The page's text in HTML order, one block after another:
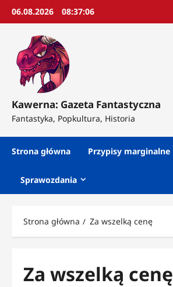
Przejdź
06.08.2026 08:37:08
Kawerna: Gazeta Fantastyczna
Fantastyka, Popkultura, Historia
Strona główna Przypisy marginalne
Sprawozdania
Strona główna Za wszelką cenę
Za wszelką cenę